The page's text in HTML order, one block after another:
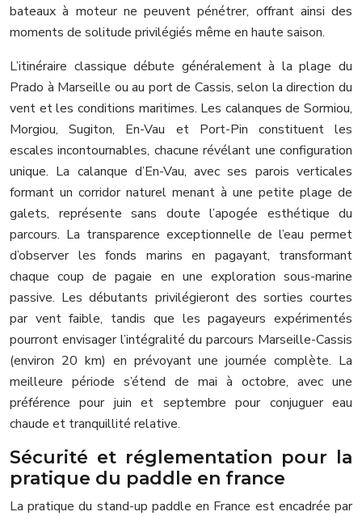
bateaux à moteur ne peuvent pénétrer, offrant ainsi des
moments de solitude privilégiés même en haute saison.
L’itinéraire classique débute généralement à la plage du
Prado à Marseille ou au port de Cassis, selon la direction du
vent et les conditions maritimes. Les calanques de Sormiou,
Morgiou, Sugiton, En-Vau et Port-Pin constituent les
escales incontournables, chacune révélant une configuration
unique. La calanque d’En-Vau, avec ses parois verticales
formant un corridor naturel menant à une petite plage de
galets, représente sans doute l’apogée esthétique du
parcours. La transparence exceptionnelle de l’eau permet
d’observer les fonds marins en pagayant, transformant
chaque coup de pagaie en une exploration sous-marine
passive. Les débutants privilégieront des sorties courtes
par vent faible, tandis que les pagayeurs expérimentés
pourront envisager l’intégralité du parcours Marseille-Cassis
(environ 20 km) en prévoyant une journée complète. La
meilleure période s’étend de mai à octobre, avec une
préférence pour juin et septembre pour conjuguer eau
chaude et tranquillité relative.
Sécurité et réglementation pour la
pratique du paddle en france
La pratique du stand-up paddle en France est encadrée par